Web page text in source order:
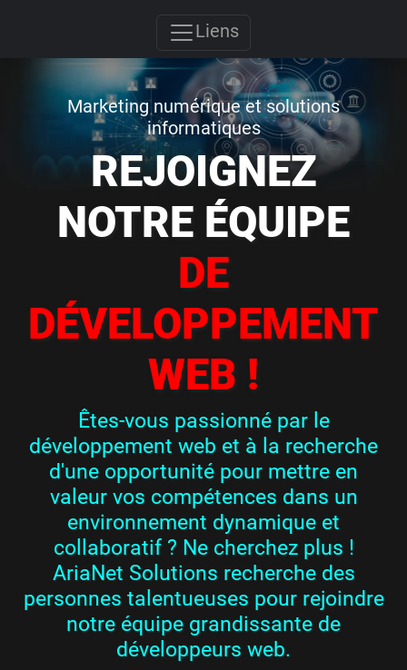
Liens
Marketing numérique et solutions
informatiques
REJOIGNEZ
NOTRE ÉQUIPE
DE
DÉVELOPPEMENT
WEB !
Êtes-vous passionné par le
développement web et à la recherche
d'une opportunité pour mettre en
valeur vos compétences dans un
environnement dynamique et
collaboratif ? Ne cherchez plus !
AriaNet Solutions recherche des
personnes talentueuses pour rejoindre
notre équipe grandissante de
développeurs web.